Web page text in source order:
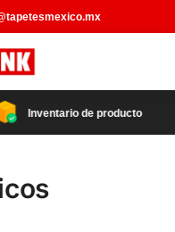
Inventario de producto